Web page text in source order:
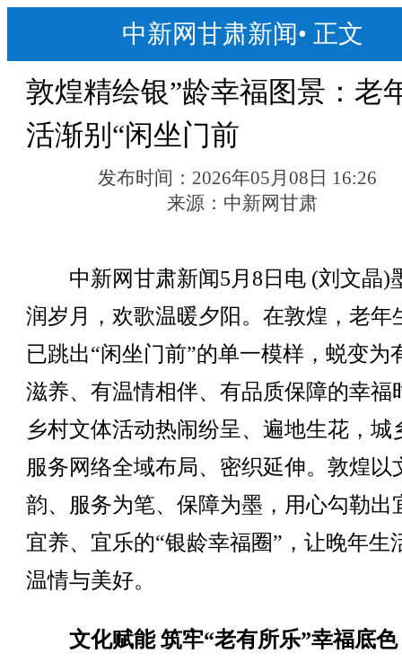
中新网甘肃新闻• 正文
敦煌精绘银”龄幸福图景：老
活渐别“闲坐门前
发布时间： 2026年05月08日 16:26
来源： 中新网甘肃
中新网甘肃新闻5月8日电 (刘文晶)
润岁月，欢歌温暖夕阳。在敦煌，老年
已跳出“闲坐门前”的单一模样，蜕变为
滋养、有温情相伴、有品质保障的幸福
乡村文体活动热闹纷呈、遍地生花，城
服务网络全域布局、密织延伸。敦煌以
韵、服务为笔、保障为墨，用心勾勒出
宜养、宜乐的“银龄幸福圈”，让晚年生
温情与美好。
文化赋能 筑牢“老有所乐”幸福底色